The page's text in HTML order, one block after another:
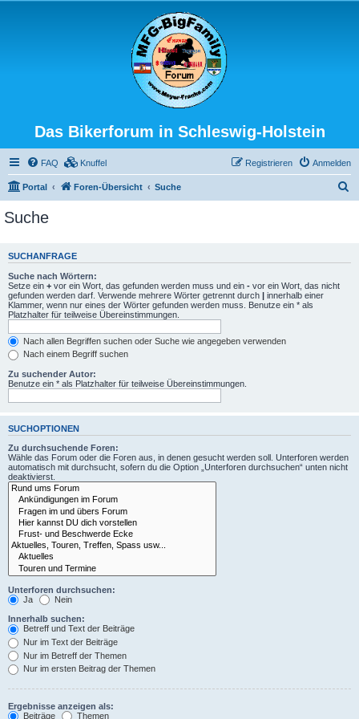
Das Bikerforum in Schleswig-Holstein
FAQ Knuffel Anmelden
Registrieren
Portal Foren-Übersicht Suche
e
Suche
SUCHANFRAGE
Suche nach Wörtern:
Setze ein + vor ein Wort, das gefunden werden muss und ein - vor ein Wort, das nicht
gefunden werden darf. Verwende mehrere Wörter getrennt durch | innerhalb einer
Klammer, wenn nur eines der Wörter gefunden werden muss. Benutze ein * als
Platzhalter für teilweise Übereinstimmungen.
Nach allen Begriffen suchen oder Suche wie angegeben verwenden
Nach einem Begriff suchen
Zu suchender Autor:
Benutze ein * als Platzhalter für teilweise Übereinstimmungen.
SUCHOPTIONEN
Zu durchsuchende Foren:
Wähle das Forum oder die Foren aus, in denen gesucht werden soll. Unterforen werden
automatisch mit durchsucht, sofern du die Option „Unterforen durchsuchen“ unten nicht
deaktivierst.
Unterforen durchsuchen:
Ja
Nein
Innerhalb suchen:
Betreff und Text der Beiträge
Nur im Text der Beiträge
Nur im Betreff der Themen
Nur im ersten Beitrag der Themen
Ergebnisse anzeigen als:
Beiträge
Themen